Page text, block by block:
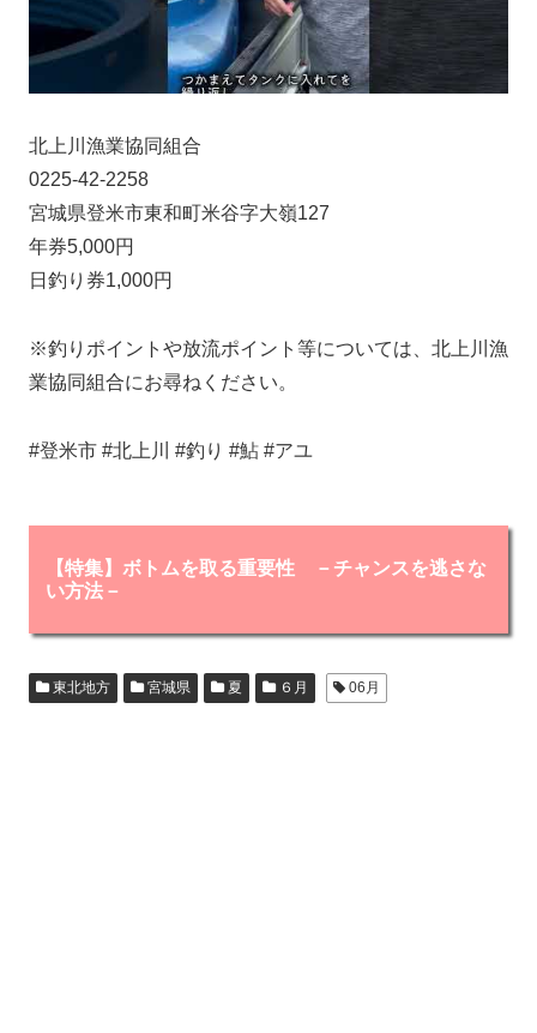
北上川漁業協同組合
0225-42-2258
宮城県登米市東和町米谷字大嶺127
年券5,000円
日釣り券1,000円
※釣りポイントや放流ポイント等については、北上川漁
業協同組合にお尋ねください。
#登米市 #北上川 #釣り #鮎 #アユ
【特集】ボトムを取る重要性 －チャンスを逃さな
い方法－
東北地方 宮城県 夏 ６月 06月